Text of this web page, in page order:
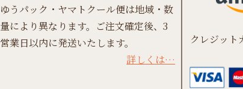
ゆうパック・ヤマトクール便は地域・数
量により異なります。ご注文確定後、3
営業日以内に発送いたします。
詳しくは…
クレジット